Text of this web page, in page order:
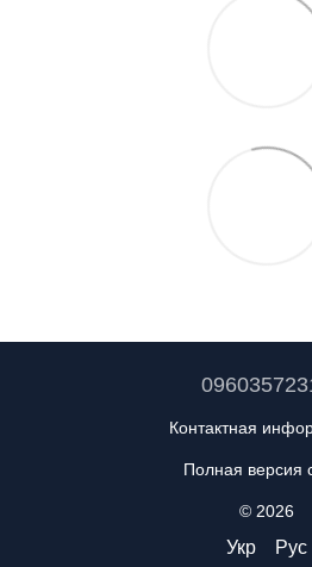
Контактная
Полная версия
© 2026
Укр Рус